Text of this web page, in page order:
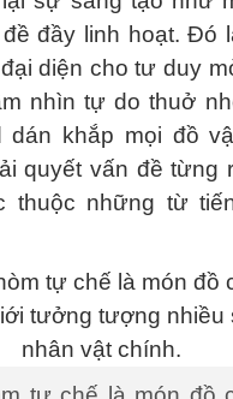
đầy linh hoạt. Đó
diện cho tư duy
nhìn tự do thuở
dán khắp mọi đồ
quyết vấn đề từng
thuộc những từ